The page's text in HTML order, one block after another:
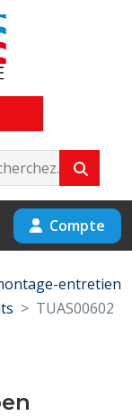
Compte
entretien
TUAS00602